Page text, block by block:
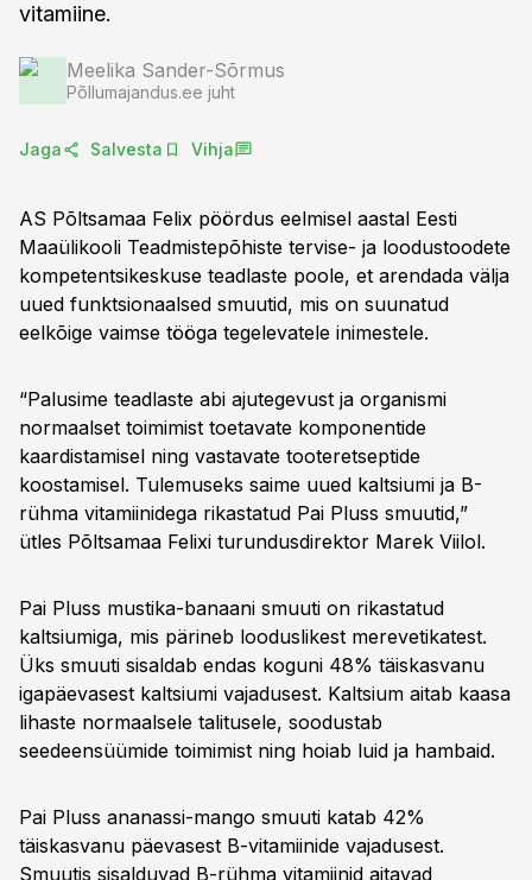
vitamiine.
Meelika Sander-Sõrmus
Põllumajandus.ee juht
Jaga Salvesta Vihja
AS Põltsamaa Felix pöördus eelmisel aastal Eesti
Maaülikooli Teadmistepõhiste tervise- ja loodustoodete
kompetentsikeskuse teadlaste poole, et arendada välja
uued funktsionaalsed smuutid, mis on suunatud
eelkõige vaimse tööga tegelevatele inimestele.
“Palusime teadlaste abi ajutegevust ja organismi
normaalset toimimist toetavate komponentide
kaardistamisel ning vastavate tooteretseptide
koostamisel. Tulemuseks saime uued kaltsiumi ja B-
rühma vitamiinidega rikastatud Pai Pluss smuutid,”
ütles Põltsamaa Felixi turundusdirektor Marek Viilol.
Pai Pluss mustika-banaani smuuti on rikastatud
kaltsiumiga, mis pärineb looduslikest merevetikatest.
Üks smuuti sisaldab endas koguni 48% täiskasvanu
igapäevasest kaltsiumi vajadusest. Kaltsium aitab kaasa
lihaste normaalsele talitusele, soodustab
seedeensüümide toimimist ning hoiab luid ja hambaid.
Pai Pluss ananassi-mango smuuti katab 42%
täiskasvanu päevasest B-vitamiinide vajadusest.
Smuutis sisalduvad B-rühma vitamiinid aitavad